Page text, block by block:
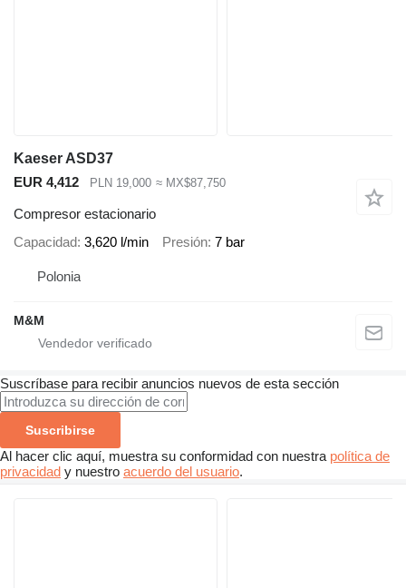
Kaeser ASD37
EUR 4,412
PLN 19,000 ≈ MX$87,750
Compresor estacionario
Capacidad 3,620 l/min Presión 7 bar
Polonia
M&M
Suscríbase para recibir anuncios nuevos de esta sección
Suscribirse
Al hacer clic aquí, muestra su conformidad con nuestra política de
privacidad y nuestro acuerdo del usuario.